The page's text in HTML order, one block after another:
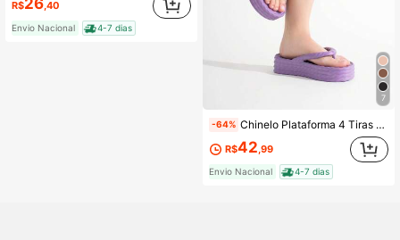
R$ ,40
Envio Nacional 4-7 dias
7
-64% Chinelo Plataforma 4 Tiras Traçadas Ortopédico Confortável Em EVA Super Leve e Macio 33 ao 40
R$42 ,99
Envio Nacional 4-7 dias